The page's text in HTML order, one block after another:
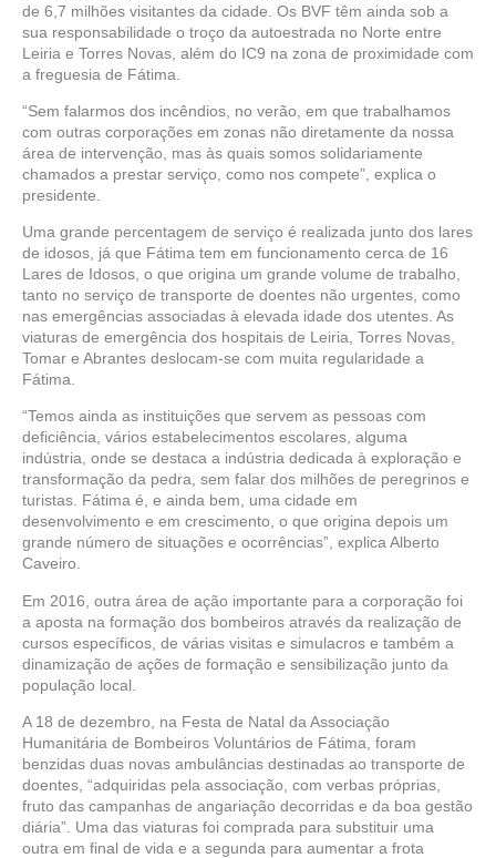
de 6,7 milhões visitantes da cidade. Os BVF têm ainda sob a
sua responsabilidade o troço da autoestrada no Norte entre
Leiria e Torres Novas, além do IC9 na zona de proximidade com
a freguesia de Fátima.
“Sem falarmos dos incêndios, no verão, em que trabalhamos
com outras corporações em zonas não diretamente da nossa
área de intervenção, mas às quais somos solidariamente
chamados a prestar serviço, como nos compete”, explica o
presidente.
Uma grande percentagem de serviço é realizada junto dos lares
de idosos, já que Fátima tem em funcionamento cerca de 16
Lares de Idosos, o que origina um grande volume de trabalho,
tanto no serviço de transporte de doentes não urgentes, como
nas emergências associadas à elevada idade dos utentes. As
viaturas de emergência dos hospitais de Leiria, Torres Novas,
Tomar e Abrantes deslocam-se com muita regularidade a
Fátima.
“Temos ainda as instituições que servem as pessoas com
deficiência, vários estabelecimentos escolares, alguma
indústria, onde se destaca a indústria dedicada à exploração e
transformação da pedra, sem falar dos milhões de peregrinos e
turistas. Fátima é, e ainda bem, uma cidade em
desenvolvimento e em crescimento, o que origina depois um
grande número de situações e ocorrências”, explica Alberto
Caveiro.
Em 2016, outra área de ação importante para a corporação foi
a aposta na formação dos bombeiros através da realização de
cursos específicos, de várias visitas e simulacros e também a
dinamização de ações de formação e sensibilização junto da
população local.
A 18 de dezembro, na Festa de Natal da Associação
Humanitária de Bombeiros Voluntários de Fátima, foram
benzidas duas novas ambulâncias destinadas ao transporte de
doentes, “adquiridas pela associação, com verbas próprias,
fruto das campanhas de angariação decorridas e da boa gestão
diária”. Uma das viaturas foi comprada para substituir uma
outra em final de vida e a segunda para aumentar a frota